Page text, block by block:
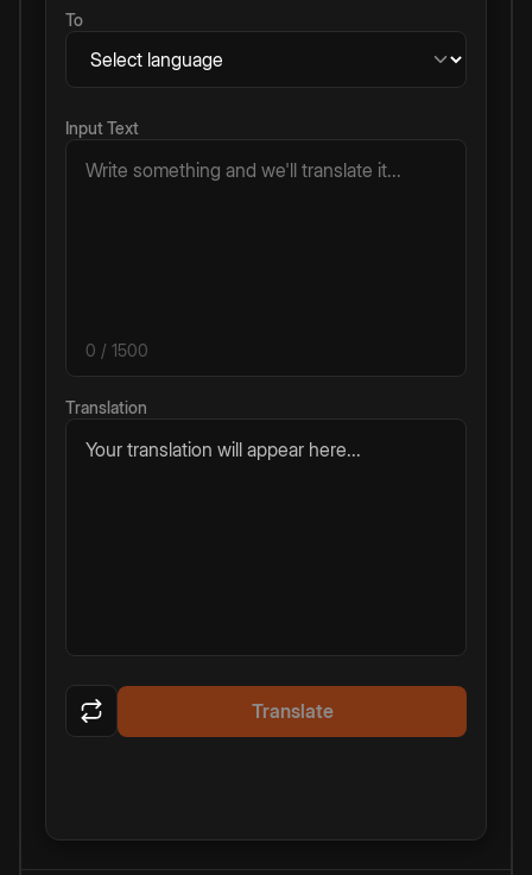
To
Input Text
0 / 1500
Translation
Your translation will appear here...
Translate